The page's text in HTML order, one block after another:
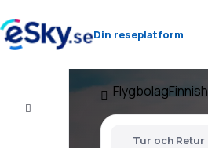
Din reseplatform
FlygbolagFinnish
Tur och Retur